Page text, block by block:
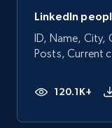
LinkedIn
ID, Name,
Posts, Current
120.1K+